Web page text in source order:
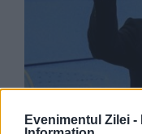
Evenimentul Zilei -